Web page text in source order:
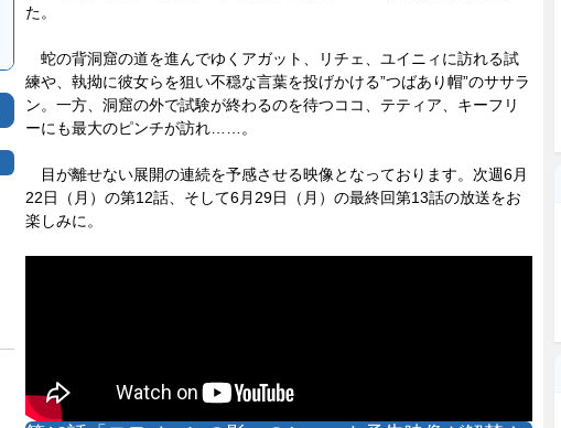
た。
蛇の背洞窟の道を進んでゆくアガット、リチェ、ユイニィに訪れる試
練や、執拗に彼女らを狙い不穏な言葉を投げかける”つばあり帽”のササラ
ン。一方、洞窟の外で試験が終わるのを待つココ、テティア、キーフリ
ーにも最大のピンチが訪れ……。
目が離せない展開の連続を予感させる映像となっております。次週6月
22日（月）の第12話、そして6月29日（月）の最終回第13話の放送をお
楽しみに。